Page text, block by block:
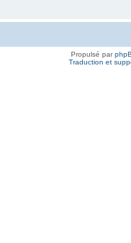
Propulsé par
Traduction et